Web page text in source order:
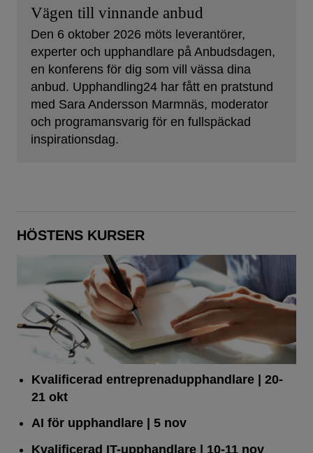
Vägen till vinnande anbud
Den 6 oktober 2026 möts leverantörer,
experter och upphandlare på Anbudsdagen,
en konferens för dig som vill vässa dina
anbud. Upphandling24 har fått en pratstund
med Sara Andersson Marmnäs, moderator
och programansvarig för en fullspäckad
inspirationsdag.
HÖSTENS KURSER
Kvalificerad entreprenad­upphandlare | 20-
21 okt
AI för upphandlare| 5 nov
Kvalificerad IT-upphandlare| 10-11 nov